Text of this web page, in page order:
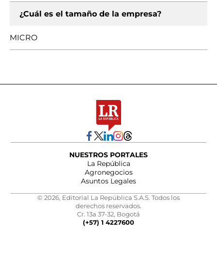
¿Cuál es el tamaño de la empresa?
MICRO
NUESTROS PORTALES
La República
Agronegocios
Asuntos Legales
© 2026, Editorial La República S.A.S. Todos los
derechos reservados.
Cr. 13a 37-32, Bogotá
(+57) 1 4227600